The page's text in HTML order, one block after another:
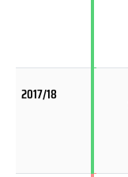
2017/18